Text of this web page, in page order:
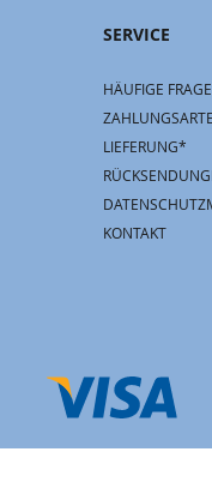
SERVICE
HÄUFIGE
LIEFERUNG*
KONTAKT